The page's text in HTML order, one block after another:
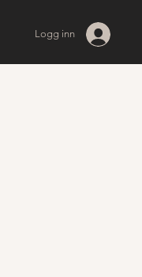
Logg inn